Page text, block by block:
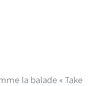
la balade « Take